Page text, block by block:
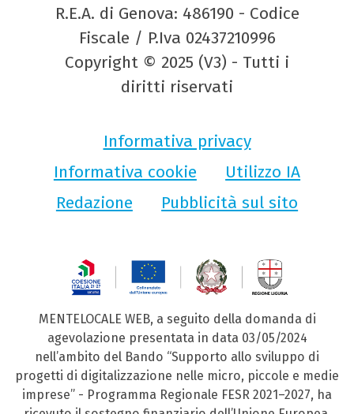
R.E.A. di Genova: 486190 - Codice
Fiscale / P.Iva 02437210996
Copyright © 2025 (V3) - Tutti i
diritti riservati
Informativa privacy
Informativa cookie
Utilizzo IA
Redazione
Pubblicità sul sito
MENTELOCALE WEB, a seguito della domanda di
agevolazione presentata in data 03/05/2024
nell’ambito del Bando “Supporto allo sviluppo di
progetti di digitalizzazione nelle micro, piccole e medie
imprese” - Programma Regionale FESR 2021–2027, ha